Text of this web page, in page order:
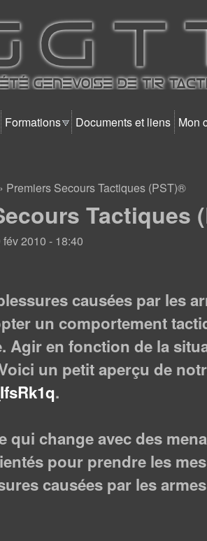
Formations Documents et liens Mon
Premiers Secours Tactiques (PST)®
Tactiques
fév 2010 - 18:40
causées par les
un comportement
Agir en fonction de la
un petit aperçu de
.
qui change avec des
pour prendre les
causées par les